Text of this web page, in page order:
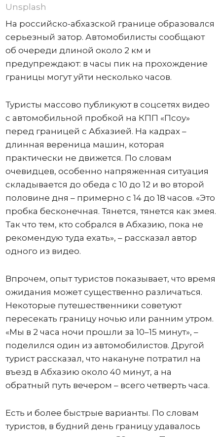
Unsplash
На российско-абхазской границе образовался
серьезный затор. Автомобилисты сообщают
об очереди длиной около 2 км и
предупреждают: в часы пик на прохождение
границы могут уйти несколько часов.
Туристы массово публикуют в соцсетях видео
с автомобильной пробкой на КПП «Псоу»
перед границей с Абхазией. На кадрах –
длинная вереница машин, которая
практически не движется. По словам
очевидцев, особенно напряженная ситуация
складывается до обеда с 10 до 12 и во второй
половине дня – примерно с 14 до 18 часов. «Это
пробка бесконечная. Тянется, тянется как змея.
Так что тем, кто собрался в Абхазию, пока не
рекомендую туда ехать», – рассказал автор
одного из видео.
Впрочем, опыт туристов показывает, что время
ожидания может существенно различаться.
Некоторые путешественники советуют
пересекать границу ночью или ранним утром.
«Мы в 2 часа ночи прошли за 10–15 минут», –
поделился один из автомобилистов. Другой
турист рассказал, что накануне потратил на
въезд в Абхазию около 40 минут, а на
обратный путь вечером – всего четверть часа.
Есть и более быстрые варианты. По словам
туристов, в будний день границу удавалось